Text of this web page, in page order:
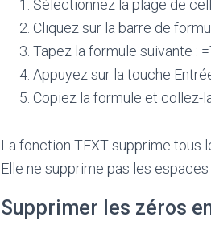
Sélectionnez la plage de
Cliquez sur la barre de
Tapez la formule suivante :
Appuyez sur la touche
Copiez la formule et collez-
La fonction TEXT supprime tous
Elle ne supprime pas les espaces
Supprimer les zéros